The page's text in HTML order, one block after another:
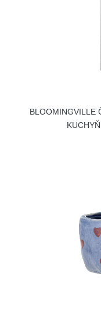
BLOOMINGVILLE